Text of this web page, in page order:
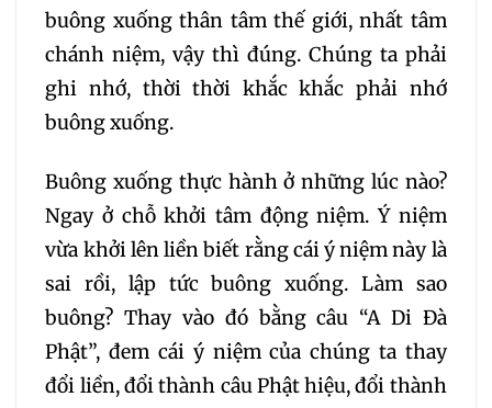
buông xuống thân tâm thế giới, nhất tâm
chánh niệm, vậy thì đúng. Chúng ta phải
ghi nhớ, thời thời khắc khắc phải nhớ
buông xuống.
Buông xuống thực hành ở những lúc nào?
Ngay ở chỗ khởi tâm động niệm. Ý niệm
vừa khởi lên liền biết rằng cái ý niệm này là
sai rồi, lập tức buông xuống. Làm sao
buông? Thay vào đó bằng câu “A Di Đà
Phật”, đem cái ý niệm của chúng ta thay
đổi liền, đổi thành câu Phật hiệu, đổi thành